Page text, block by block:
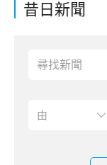
昔日新聞